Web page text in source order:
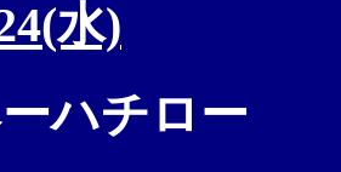
水)
ハチロー